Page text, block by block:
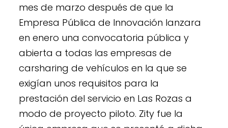
mes de marzo después de que la
Empresa Pública de Innovación lanzara
en enero una convocatoria pública y
abierta a todas las empresas de
carsharing de vehículos en la que se
exigían unos requisitos para la
prestación del servicio en Las Rozas a
modo de proyecto piloto. Zity fue la